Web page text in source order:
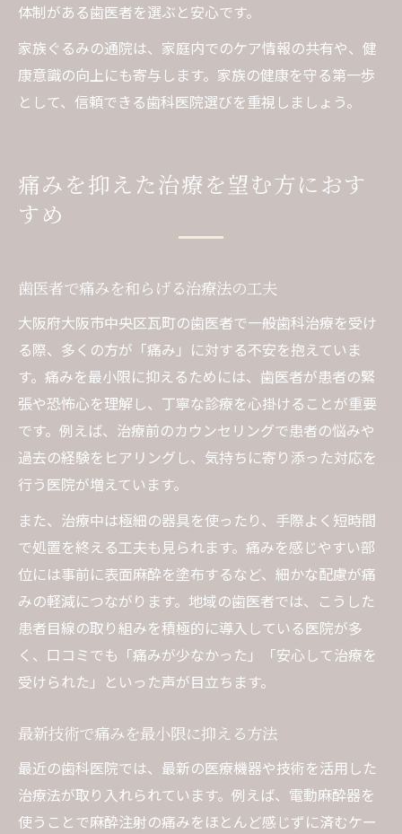
体制がある歯医者を選ぶと安心です。
家族ぐるみの通院は、家庭内でのケア情報の共有や、健
康意識の向上にも寄与します。家族の健康を守る第一歩
として、信頼できる歯科医院選びを重視しましょう。
痛みを抑えた治療を望む方におす
すめ
歯医者で痛みを和らげる治療法の工夫
大阪府大阪市中央区瓦町の歯医者で一般歯科治療を受け
る際、多くの方が「痛み」に対する不安を抱えていま
す。痛みを最小限に抑えるためには、歯医者が患者の緊
張や恐怖心を理解し、丁寧な診療を心掛けることが重要
です。例えば、治療前のカウンセリングで患者の悩みや
過去の経験をヒアリングし、気持ちに寄り添った対応を
行う医院が増えています。
また、治療中は極細の器具を使ったり、手際よく短時間
で処置を終える工夫も見られます。痛みを感じやすい部
位には事前に表面麻酔を塗布するなど、細かな配慮が痛
みの軽減につながります。地域の歯医者では、こうした
患者目線の取り組みを積極的に導入している医院が多
く、口コミでも「痛みが少なかった」「安心して治療を
受けられた」といった声が目立ちます。
最新技術で痛みを最小限に抑える方法
最近の歯科医院では、最新の医療機器や技術を活用した
治療法が取り入れられています。例えば、電動麻酔器を
使うことで麻酔注射の痛みをほとんど感じずに済むケー